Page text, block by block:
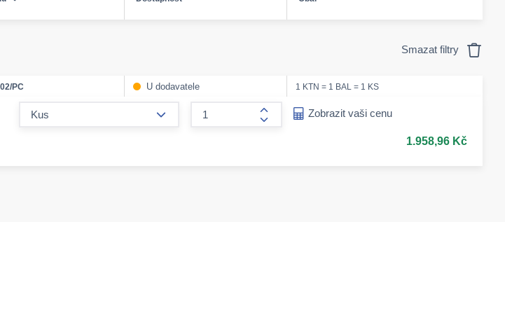
Smazat filtry
PC U dodavatele 1 KTN = 1 BAL = 1 KS
form.increase-amount
Zobrazit vaši cenu
1.958,96 Kč